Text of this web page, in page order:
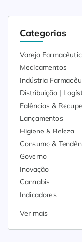
Categorias
Varejo
Medicamentos
Indústria
Distribuição |
Falências &
Lançamentos
Higiene & Beleza
Consumo &
Governo
Inovação
Cannabis
Indicadores
Ver mais